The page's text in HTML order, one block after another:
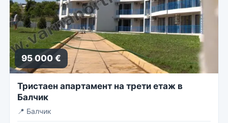
95 000 €
Тристаен апартамент на трети етаж в
Балчик
📍 Балчик